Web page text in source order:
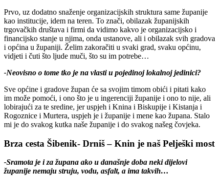
Prvo, uz dodatno snaženje organizacijskih struktura same županije
kao institucije, idem na teren. To znači, obilazak županijskih
trgovačkih društava i firmi da vidimo kakvo je organizacijsko i
financijsko stanje u njima, onda ustanove, ali i obilazak svih gradova
i općina u županiji. Želim zakoračiti u svaki grad, svaku općinu,
vidjeti i čuti što ljude muči, što su im potrebe…
-Neovisno o tome tko je na vlasti u pojedinoj lokalnoj jedinici?
Sve općine i gradove župan će sa svojim timom obići i pitati kako
im može pomoći, i ono što je u ingerenciji županije i ono to nije, ali
lobirajući za te sredine, jer uspjeh i Knina i Biskupije i Kistanja i
Rogoznice i Murtera, uspjeh je i županije i mene kao župana. Stalo
mi je do svakog kutka naše županije i do svakog našeg čovjeka.
Brza cesta Šibenik- Drniš – Knin je naš Pelješki most
-Sramota je i za župana ako u današnje doba neki dijelovi
županije nemaju struju, vodu, asfalt, a ima takvih…